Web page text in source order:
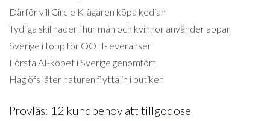
Därför vill Circle K-ägaren köpa kedjan
Tydliga skillnader i hur män och kvinnor använder appar
Sverige i topp för OOH-leveranser
Första AI-köpet i Sverige genomfört
Haglöfs låter naturen flytta in i butiken
Provläs: 12 kundbehov att tillgodose